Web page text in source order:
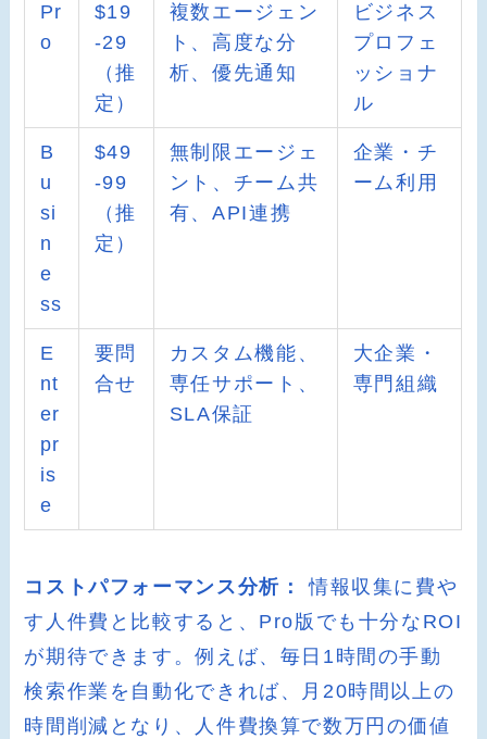
Pr
o
$19
-29
（推
定）
複数エージェン
ト、高度な分
析、優先通知
ビジネス
プロフェ
ッショナ
ル
B
u
si
n
e
ss
$49
-99
（推
定）
無制限エージェ
ント、チーム共
有、API連携
企業・チ
ーム利用
E
nt
er
pr
is
e
要問
合せ
カスタム機能、
専任サポート、
SLA保証
大企業・
専門組織
コストパフォーマンス分析：
情報収集に費や
す人件費と比較すると、Pro版でも十分なROI
が期待できます。例えば、毎日1時間の手動
検索作業を自動化できれば、月20時間以上の
時間削減となり、人件費換算で数万円の価値